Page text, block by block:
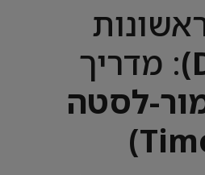
ראשונות
: מדריך
לסטה